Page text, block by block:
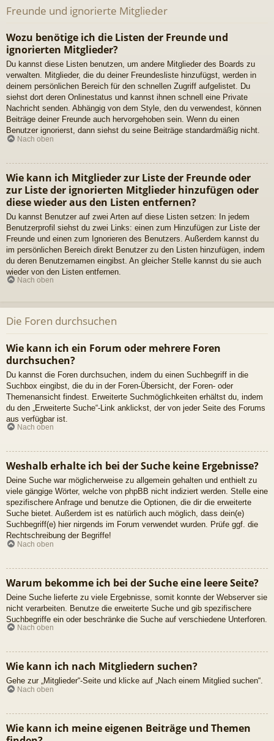
Freunde und ignorierte Mitglieder
Wozu benötige ich die Listen der Freunde und
ignorierten Mitglieder?
Du kannst diese Listen benutzen, um andere Mitglieder des Boards zu
verwalten. Mitglieder, die du deiner Freundesliste hinzufügst, werden in
deinem persönlichen Bereich für den schnellen Zugriff aufgelistet. Du
siehst dort deren Onlinestatus und kannst ihnen schnell eine Private
Nachricht senden. Abhängig von dem Style, den du verwendest, können
Beiträge deiner Freunde auch hervorgehoben sein. Wenn du einen
Benutzer ignorierst, dann siehst du seine Beiträge standardmäßig nicht.
Nach oben
Wie kann ich Mitglieder zur Liste der Freunde oder
zur Liste der ignorierten Mitglieder hinzufügen oder
diese wieder aus den Listen entfernen?
Du kannst Benutzer auf zwei Arten auf diese Listen setzen: In jedem
Benutzerprofil siehst du zwei Links: einen zum Hinzufügen zur Liste der
Freunde und einen zum Ignorieren des Benutzers. Außerdem kannst du
im persönlichen Bereich direkt Benutzer zu den Listen hinzufügen, indem
du deren Benutzernamen eingibst. An gleicher Stelle kannst du sie auch
wieder von den Listen entfernen.
Nach oben
Die Foren durchsuchen
Wie kann ich ein Forum oder mehrere Foren
durchsuchen?
Du kannst die Foren durchsuchen, indem du einen Suchbegriff in die
Suchbox eingibst, die du in der Foren-Übersicht, der Foren- oder
Themenansicht findest. Erweiterte Suchmöglichkeiten erhältst du, indem
du den „Erweiterte Suche“-Link anklickst, der von jeder Seite des Forums
aus verfügbar ist.
Nach oben
Weshalb erhalte ich bei der Suche keine Ergebnisse?
Deine Suche war möglicherweise zu allgemein gehalten und enthielt zu
viele gängige Wörter, welche von phpBB nicht indiziert werden. Stelle eine
spezifischere Anfrage und benutze die Optionen, die dir die erweiterte
Suche bietet. Außerdem ist es natürlich auch möglich, dass dein(e)
Suchbegriff(e) hier nirgends im Forum verwendet wurden. Prüfe ggf. die
Rechtschreibung der Begriffe!
Nach oben
Warum bekomme ich bei der Suche eine leere Seite?
Deine Suche lieferte zu viele Ergebnisse, somit konnte der Webserver sie
nicht verarbeiten. Benutze die erweiterte Suche und gib spezifischere
Suchbegriffe ein oder beschränke die Suche auf verschiedene Unterforen.
Nach oben
Wie kann ich nach Mitgliedern suchen?
Gehe zur „Mitglieder“-Seite und klicke auf „Nach einem Mitglied suchen“.
Nach oben
Wie kann ich meine eigenen Beiträge und Themen